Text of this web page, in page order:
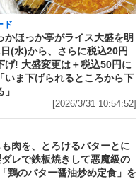
ド
かほっか亭がライス大盛を明
日(水)から、さらに税込20円
げ! 大盛変更は＋税込50円に
いま下げられるところから下
」
[2026/3/31 10:54:52]
肉を、とろけるバターとに
レで鉄板焼きして悪魔級の
鶏のバター醤油炒め定食」を